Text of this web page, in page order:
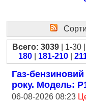
Всего: 3039 | 1-30 |
180
181-210
Газ-
року. Модель:
06-08-2026 08:23